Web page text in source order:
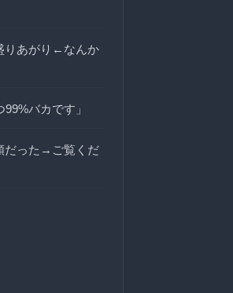
りあがり←なんか
バカです」
だった→ご覧くだ